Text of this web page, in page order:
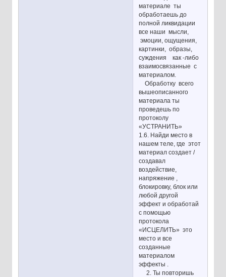
материале ты
обработаешь до
полной ликвидации
все наши мысли,
эмоции, ощущения,
картинки, образы,
суждения как -либо
взаимосвязанные с
материалом.
Обработку всего
вышеописанного
материала ты
проведешь по
протоколу
«УСТРАНИТЬ»
1.6. Найди место в
нашем теле, где этот
материал создает /
создавал
воздействие,
напряжение ,
блокировку, блок или
любой другой
эффект и обработай
с помощью
протокола
«ИСЦЕЛИТЬ» это
место и все
созданные
материалом
эффекты .
2. Ты повторишь